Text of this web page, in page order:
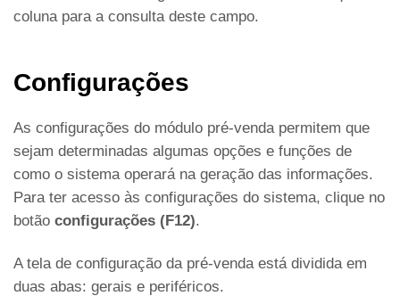
coluna para a consulta deste campo.
Configurações
As configurações do módulo pré-venda permitem que
sejam determinadas algumas opções e funções de
como o sistema operará na geração das informações.
Para ter acesso às configurações do sistema, clique no
botão configurações (F12).
A tela de configuração da pré-venda está dividida em
duas abas: gerais e periféricos.